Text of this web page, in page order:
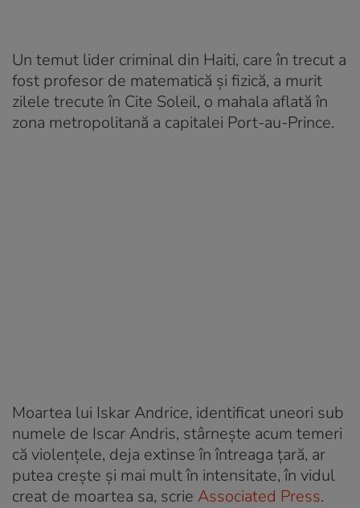
Un temut lider criminal din Haiti, care în trecut a
fost profesor de matematică și fizică, a murit
zilele trecute în Cite Soleil, o mahala aflată în
zona metropolitană a capitalei Port-au-Prince.
Moartea lui Iskar Andrice, identificat uneori sub
numele de Iscar Andris, stârnește acum temeri
că violențele, deja extinse în întreaga țară, ar
putea crește și mai mult în intensitate, în vidul
creat de moartea sa, scrie Associated Press.